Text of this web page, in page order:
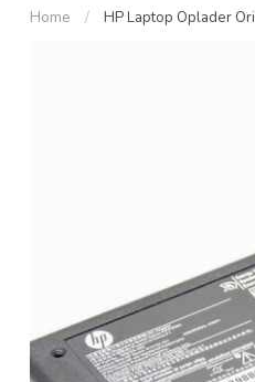
Home / HP Laptop Oplader